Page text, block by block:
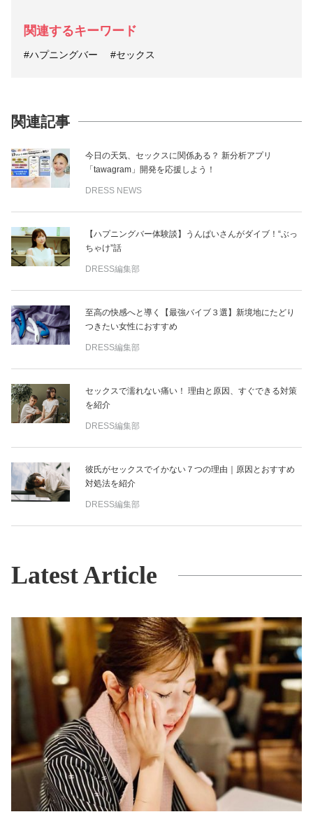
関連するキーワード
#ハプニングバー #セックス
関連記事
今日の天気、セックスに関係ある？ 新分析アプリ
「tawagram」開発を応援しよう！
DRESS NEWS
【ハプニングバー体験談】うんぱいさんがダイブ！“ぶっ
ちゃけ”話
DRESS編集部
至高の快感へと導く【最強バイブ３選】新境地にたどり
つきたい女性におすすめ
DRESS編集部
セックスで濡れない痛い！ 理由と原因、すぐできる対策
を紹介
DRESS編集部
彼氏がセックスでイかない７つの理由｜原因とおすすめ
対処法を紹介
DRESS編集部
Latest Article